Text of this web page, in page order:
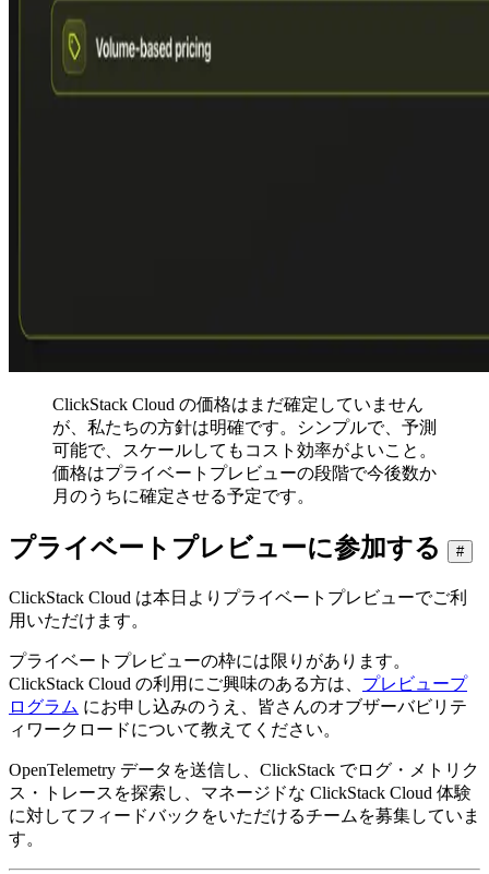
ClickStack Cloud の価格はまだ確定していません
が、私たちの方針は明確です。シンプルで、予測
可能で、スケールしてもコスト効率がよいこと。
価格はプライベートプレビューの段階で今後数か
月のうちに確定させる予定です。
プライベートプレビューに参加する #
ClickStack Cloud は本日よりプライベートプレビューでご利
用いただけます。
プライベートプレビューの枠には限りがあります。
ClickStack Cloud の利用にご興味のある方は、 プレビュープ
ログラム にお申し込みのうえ、皆さんのオブザーバビリテ
ィワークロードについて教えてください。
OpenTelemetry データを送信し、ClickStack でログ・メトリク
ス・トレースを探索し、マネージドな ClickStack Cloud 体験
に対してフィードバックをいただけるチームを募集していま
す。